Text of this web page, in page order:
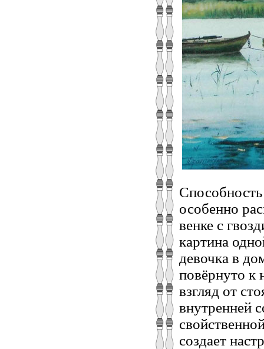
Способность
особенно
венке с
картина
девочка в
повёрнуто к
взгляд от
внутренней
создает